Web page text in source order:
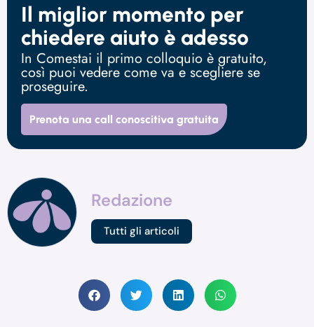
Il miglior momento per
chiedere aiuto è adesso
In Comestai il primo colloquio è gratuito,
così puoi vedere come va e scegliere se
proseguire.
Prenota una call conoscitiva gratuita
Redazione
Tutti gli articoli